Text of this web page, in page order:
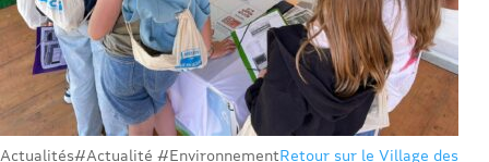
Actualités#Actualité #EnvironnementRetour sur le Village des